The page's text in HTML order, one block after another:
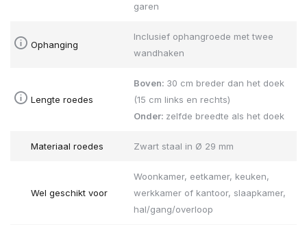
garen
Ophanging
Inclusief ophangroede met twee
wandhaken
Lengte roedes
Boven: 30 cm breder dan het doek
(15 cm links en rechts)
Onder: zelfde breedte als het doek
Materiaal roedes Zwart staal in Ø 29 mm
Wel geschikt voor
Woonkamer, eetkamer, keuken,
werkkamer of kantoor, slaapkamer,
hal/gang/overloop